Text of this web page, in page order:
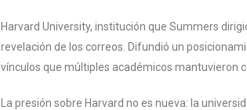
Harvard University, institución que Summers
revelación de los correos. Difundió un
vínculos que múltiples académicos mantuvieron
La presión sobre Harvard no es nueva: la